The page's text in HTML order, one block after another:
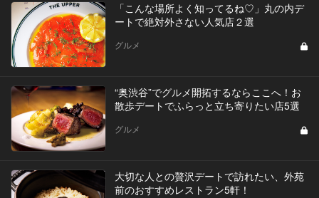
「こんな場所よく知ってるね♡」丸の内デ
ートで絶対外さない人気店２選
グルメ
“奥渋谷”でグルメ開拓するならここへ！お
散歩デートでふらっと立ち寄りたい店5選
グルメ
大切な人との贅沢デートで訪れたい、外苑
前のおすすめレストラン5軒！